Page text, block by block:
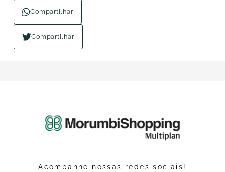
Compartilhar
Compartilhar
Acompanhe nossas redes sociais!